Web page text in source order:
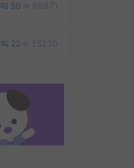
50 86871
22 25230